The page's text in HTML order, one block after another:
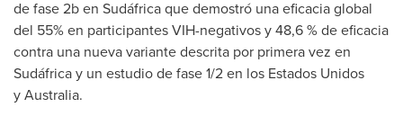
de fase 2b en Sudáfrica que demostró una eficacia global
del 55% en participantes VIH-negativos y 48,6 % de eficacia
contra una nueva variante descrita por primera vez en
Sudáfrica y un estudio de fase 1/2 en los Estados Unidos
y Australia.